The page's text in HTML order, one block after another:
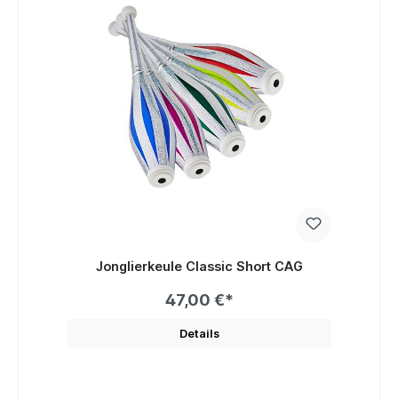
Jonglierkeule Classic Short CAG
47,00 €*
Details